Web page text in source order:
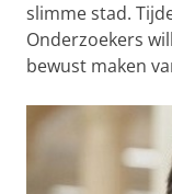
slimme stad.
Onderzoekers
bewust maken